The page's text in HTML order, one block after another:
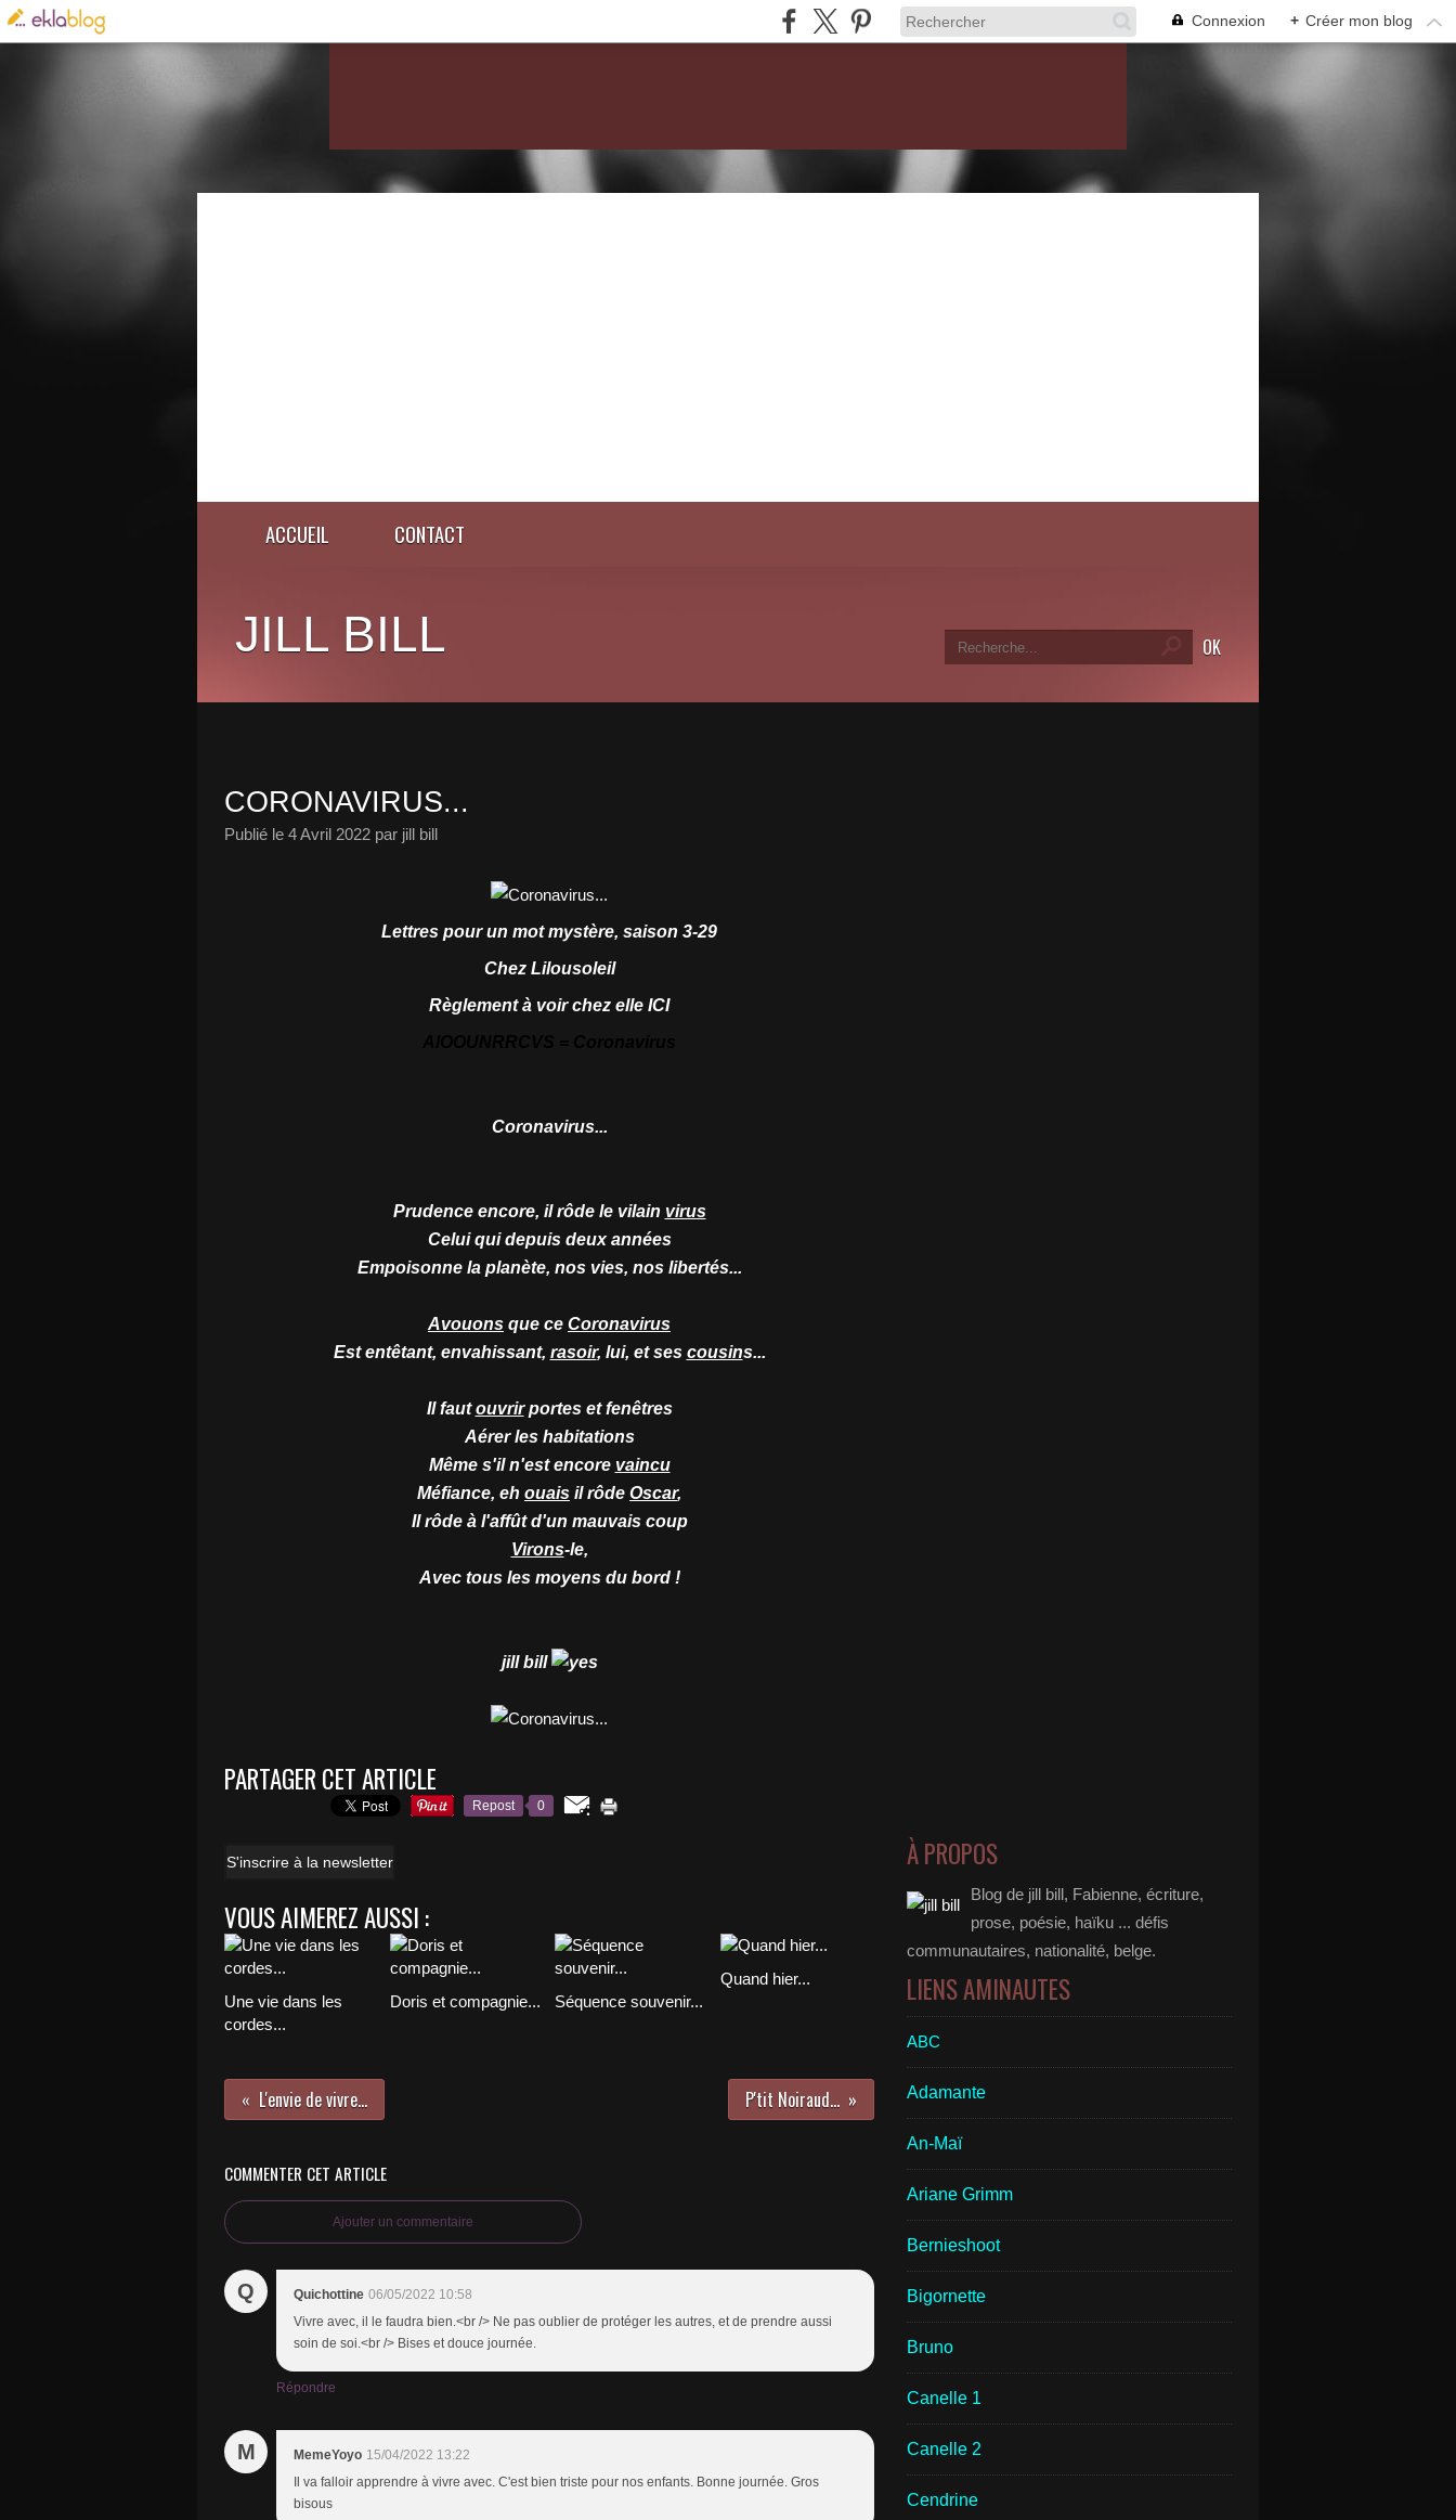
Connexion + Créer mon blog
ACCUEIL CONTACT
JILL BILL
CORONAVIRUS...
Publié le 4 Avril 2022 par jill bill
Lettres pour un mot mystère, saison 3-29
Chez Lilousoleil
Règlement à voir chez elle ICI
Coronavirus...
Prudence encore, il rôde le vilain virus
Celui qui depuis deux années
Empoisonne la planète, nos vies, nos libertés...
Avouons que ce Coronavirus
Est entêtant, envahissant, rasoir, lui, et ses cousins...
Il fautouvrirportes et fenêtres
Aérer les habitations
Même s'il n'est encore vaincu
Méfiance, eh ouais il rôde Oscar,
Il rôde à l'affût d'un mauvais coup
Virons-le,
Avec tous les moyens du bord !
jill bill
PARTAGER CET ARTICLE
Repost 0
S'inscrire à la newsletter
VOUS AIMEREZ AUSSI :
Une vie dans les
cordes...
Doris et compagnie... Séquence souvenir...
Quand hier...
L'envie de vivre... P'tit Noiraud...
COMMENTER CET ARTICLE
Ajouter un commentaire
Q Quichottine 06/05/2022 10:58
Vivre avec, il le faudra bien.<br /> Ne pas oublier de protéger les autres, et de prendre aussi
soin de soi.<br /> Bises et douce journée.
Répondre
M MemeYoyo 15/04/2022 13:22
Il va falloir apprendre à vivre avec. C'est bien triste pour nos enfants. Bonne journée. Gros
bisous
À PROPOS
Blog de jill bill, Fabienne, écriture,
prose, poésie, haïku ... défis
communautaires, nationalité, belge.
LIENS AMINAUTES
ABC
Adamante
An-Maï
Ariane Grimm
Bernieshoot
Bigornette
Bruno
Canelle 1
Canelle 2
Cendrine